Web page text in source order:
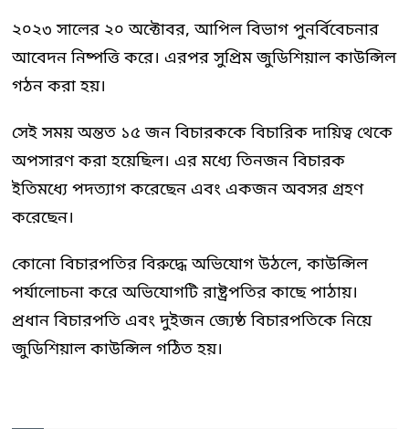
২০২৩ সালের ২০ অক্টোবর, আপিল বিভাগ পুনর্বিবেচনার
আবেদন নিষ্পত্তি করে। এরপর সুপ্রিম জুডিশিয়াল কাউন্সিল
গঠন করা হয়।
সেই সময় অন্তত ১৫ জন বিচারককে বিচারিক দায়িত্ব থেকে
অপসারণ করা হয়েছিল। এর মধ্যে তিনজন বিচারক
ইতিমধ্যে পদত্যাগ করেছেন এবং একজন অবসর গ্রহণ
করেছেন।
কোনো বিচারপতির বিরুদ্ধে অভিযোগ উঠলে, কাউন্সিল
পর্যালোচনা করে অভিযোগটি রাষ্ট্রপতির কাছে পাঠায়।
প্রধান বিচারপতি এবং দুইজন জ্যেষ্ঠ বিচারপতিকে নিয়ে
জুডিশিয়াল কাউন্সিল গঠিত হয়।